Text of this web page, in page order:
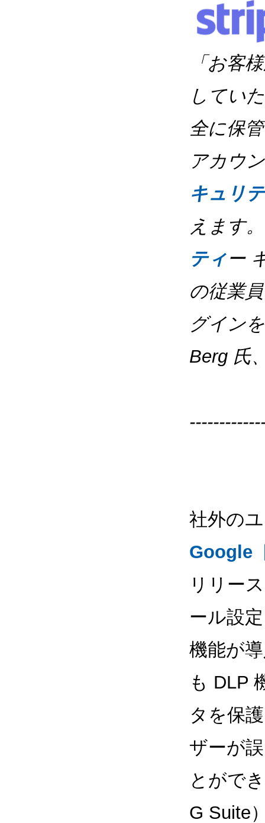
「お客
してい
全に保
アカウ
キュリ
えます
ティー
の従業
グイン
Berg 氏
社外の
Google
リリー
ール設
機能が
も DLP
タを保
ザーが
とがで
G Suite